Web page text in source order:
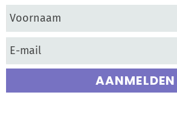
AANMELDEN